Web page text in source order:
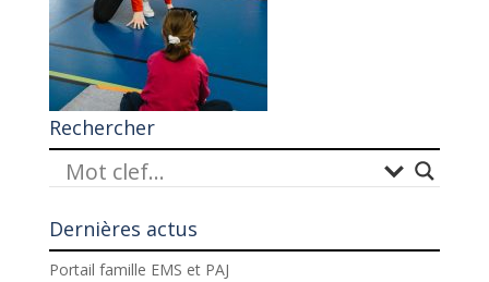
Rechercher
Dernières actus
Portail famille EMS et PAJ